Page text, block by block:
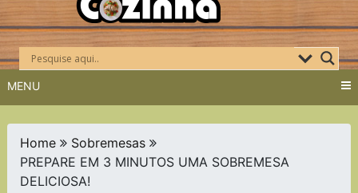
MENU
Home
Sobremesas
PREPARE EM 3 MINUTOS UMA SOBREMESA
DELICIOSA!